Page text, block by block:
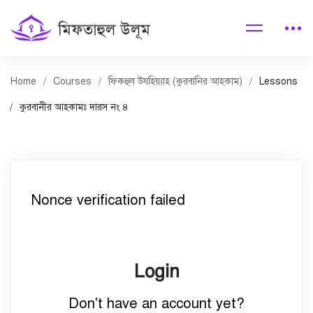
Home Courses ফিকহুল উযহিয়্যাহ (কুরবানির আহকাম) Lessons
কুরবানীর আহকামঃ দারস নং ৪
Nonce verification failed
Login
Don't have an account yet?